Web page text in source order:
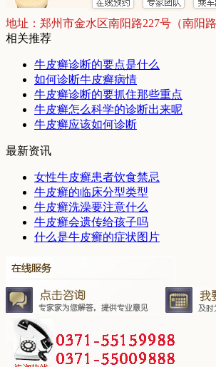
地址：郑州市金水区南阳路227号（南阳
相关推荐
牛皮癣诊断的要点是什么
如何诊断牛皮癣病情
牛皮癣诊断的要抓住那些重点
牛皮癣怎么科学的诊断出来呢
牛皮癣应该如何诊断
最新资讯
女性牛皮癣患者饮食禁忌
牛皮癣的临床分型类型
牛皮癣洗澡要注意什么
牛皮癣会遗传给孩子吗
什么是牛皮癣的症状图片